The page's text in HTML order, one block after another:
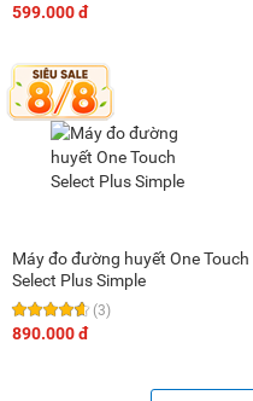
599.000 đ
Máy đo đường huyết One Touch
Select Plus Simple
(3)
890.000 đ